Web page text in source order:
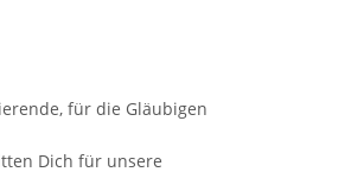
für die Gläubigen
Dich für unsere